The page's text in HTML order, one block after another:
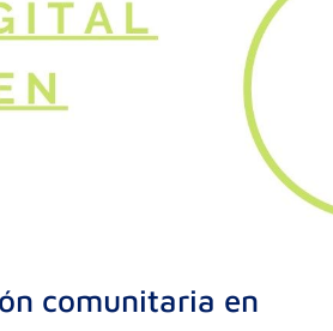
comunitaria en